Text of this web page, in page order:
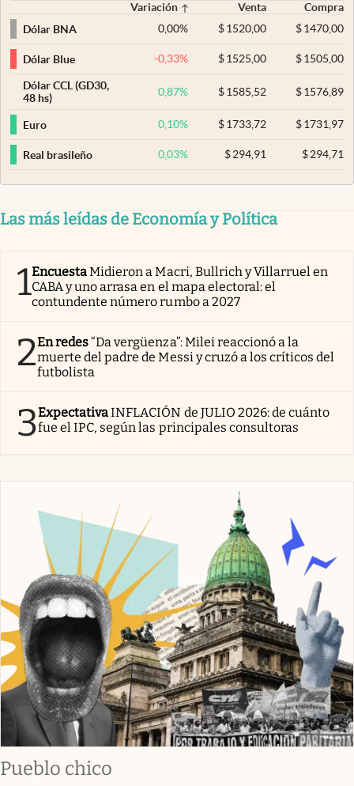
Variación Venta
Compra
Dólar BNA
0,00% $ 1520,00 $1470,00
Dólar Blue -0,33% $ 1525,00 $1505,00
Dólar CCL (GD30,
48 hs)
0,87% $ 1585,52 $1576,89
Euro 0,10% $ 1733,72 $1731,97
Real brasileño 0,03% $294,91 $294,71
Las más leídas de Economía y Política
1EncuestaMidieron a Macri, Bullrich y Villarruel en
CABA y uno arrasa en el mapa electoral: el
contundente número rumbo a 2027
2En redes“Da vergüenza”: Milei reaccionó a la
muerte del padre de Messi y cruzó a los críticos del
futbolista
3ExpectativaINFLACIÓN de JULIO 2026: de cuánto
fue el IPC, según las principales consultoras
Pueblo chico